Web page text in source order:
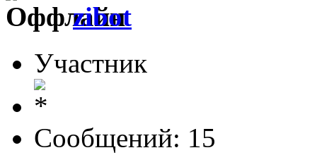
zibot
Участник
Сообщений: 15